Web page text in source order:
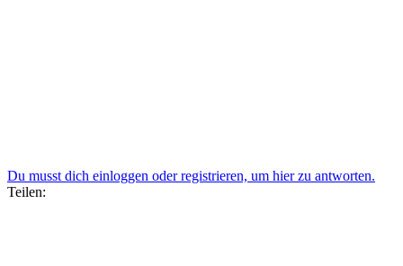
Du musst dich einloggen oder registrieren, um hier zu antworten.
Teilen: